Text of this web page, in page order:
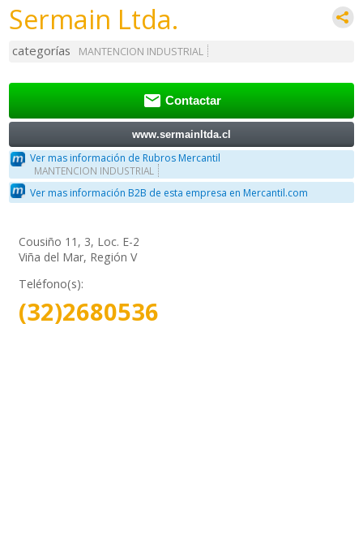
Sermain Ltda.
categorías MANTENCION INDUSTRIAL
 Contactar
www.sermainltda.cl
Ver mas información de Rubros Mercantil
MANTENCION INDUSTRIAL
Ver mas información B2B de esta empresa en Mercantil.com
Cousiño 11, 3, Loc. E-2
Viña del Mar, Región V
Teléfono(s):
(32)2680536